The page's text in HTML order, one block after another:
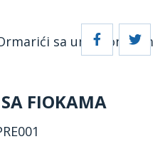
sa umivaonikom
FIOKAMA